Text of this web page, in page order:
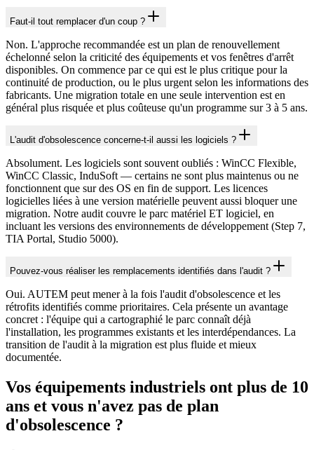
Faut-il tout remplacer d'un coup ?
Non. L'approche recommandée est un plan de renouvellement
échelonné selon la criticité des équipements et vos fenêtres d'arrêt
disponibles. On commence par ce qui est le plus critique pour la
continuité de production, ou le plus urgent selon les informations des
fabricants. Une migration totale en une seule intervention est en
général plus risquée et plus coûteuse qu'un programme sur 3 à 5 ans.
L'audit d'obsolescence concerne-t-il aussi les logiciels ?
Absolument. Les logiciels sont souvent oubliés : WinCC Flexible,
WinCC Classic, InduSoft — certains ne sont plus maintenus ou ne
fonctionnent que sur des OS en fin de support. Les licences
logicielles liées à une version matérielle peuvent aussi bloquer une
migration. Notre audit couvre le parc matériel ET logiciel, en
incluant les versions des environnements de développement (Step 7,
TIA Portal, Studio 5000).
Pouvez-vous réaliser les remplacements identifiés dans l'audit ?
Oui. AUTEM peut mener à la fois l'audit d'obsolescence et les
rétrofits identifiés comme prioritaires. Cela présente un avantage
concret : l'équipe qui a cartographié le parc connaît déjà
l'installation, les programmes existants et les interdépendances. La
transition de l'audit à la migration est plus fluide et mieux
documentée.
Vos équipements industriels ont plus de 10
ans et vous n'avez pas de plan
d'obsolescence ?